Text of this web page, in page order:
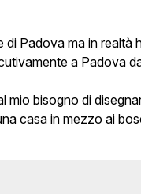
di Padova ma in realtà
a Padova
mio bisogno di
casa in mezzo ai